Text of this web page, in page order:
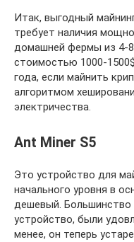
Итак, выгодный
требует наличия
домашней фермы из 4-
стоимостью 1000-
года, если майнить
алгоритмом
электричества.
Ant Miner S5
Это устройство для
начального уровня в
дешевый. Большинство
устройство, были
менее, он теперь